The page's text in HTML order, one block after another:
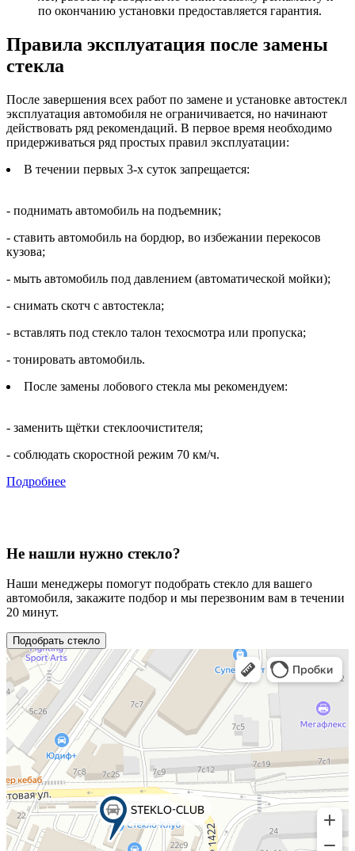
по окончанию установки предоставляется гарантия.
Правила эксплуатация после замены
стекла
После завершения всех работ по замене и установке автостекл
эксплуатация автомобиля не ограничивается, но начинают
действовать ряд рекомендаций. В первое время необходимо
придерживаться ряд простых правил эксплуатации:
В течении первых 3-х суток запрещается:
- поднимать автомобиль на подъемник;
- ставить автомобиль на бордюр, во избежании перекосов
кузова;
- мыть автомобиль под давлением (автоматической мойки);
- снимать скотч с автостекла;
- вставлять под стекло талон техосмотра или пропуска;
- тонировать автомобиль.
После замены лобового стекла мы рекомендуем:
- заменить щётки стеклоочистителя;
- соблюдать скоростной режим 70 км/ч.
Подробнее
Не нашли нужно стекло?
Наши менеджеры помогут подобрать стекло для вашего
автомобиля, закажите подбор и мы перезвоним вам в течении
20 минут.
Подобрать стекло